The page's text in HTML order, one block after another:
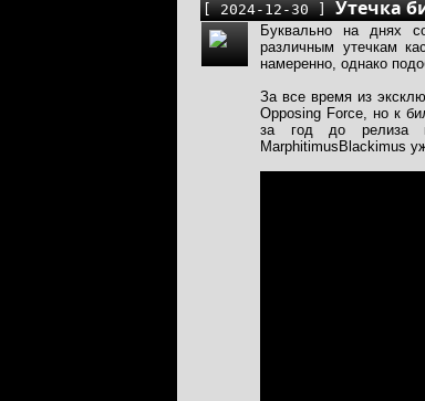
[ 2024-12-30 ]Утечка
Буквально на днях
различным утечкам
намеренно, однако
За все время из
Opposing Force, но к
за год до релиза
MarphitimusBlackimus